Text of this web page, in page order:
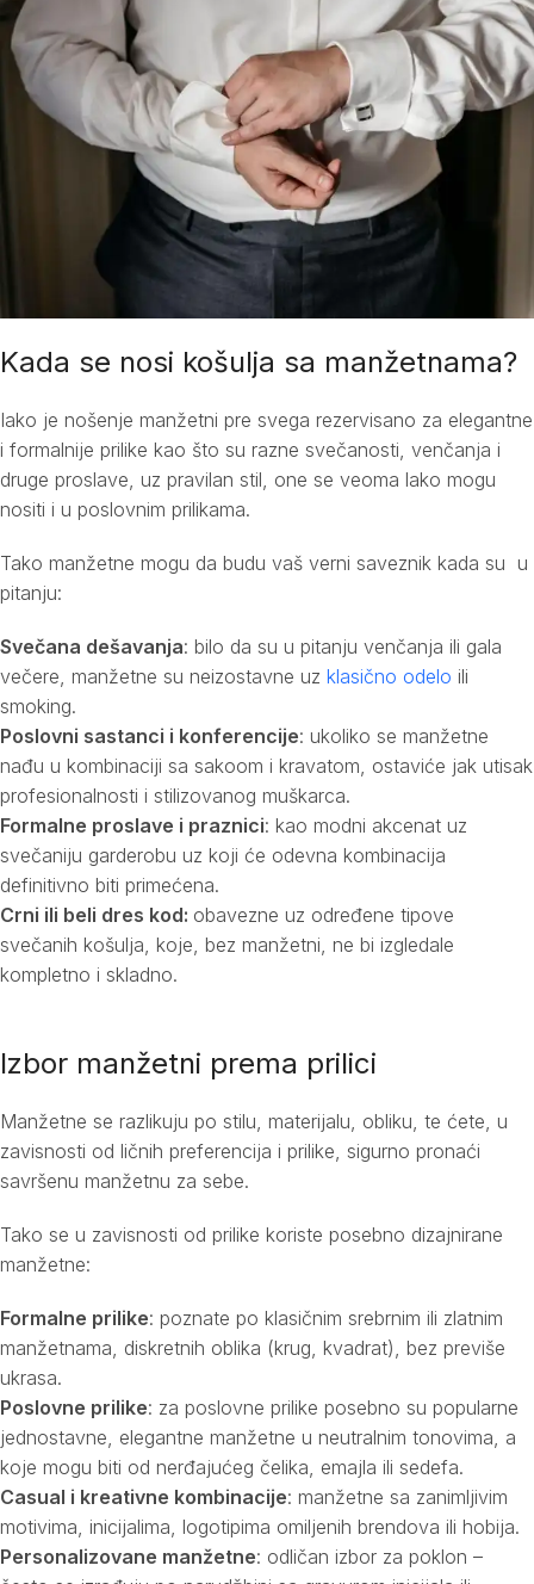
Kada se nosi košulja sa manžetnama?
Iako je nošenje manžetni pre svega rezervisano za elegantne
i formalnije prilike kao što su razne svečanosti, venčanja i
druge proslave, uz pravilan stil, one se veoma lako mogu
nositi i u poslovnim prilikama.
Tako manžetne mogu da budu vaš verni saveznik kada su u
pitanju:
Svečana dešavanja: bilo da su u pitanju venčanja ili gala
večere, manžetne su neizostavne uz klasično odelo ili
smoking.
Poslovni sastanci i konferencije: ukoliko se manžetne
nađu u kombinaciji sa sakoom i kravatom, ostaviće jak utisak
profesionalnosti i stilizovanog muškarca.
Formalne proslave i praznici: kao modni akcenat uz
svečaniju garderobu uz koji će odevna kombinacija
definitivno biti primećena.
Crni ili beli dres kod: obavezne uz određene tipove
svečanih košulja, koje, bez manžetni, ne bi izgledale
kompletno i skladno.
Izbor manžetni prema prilici
Manžetne se razlikuju po stilu, materijalu, obliku, te ćete, u
zavisnosti od ličnih preferencija i prilike, sigurno pronaći
savršenu manžetnu za sebe.
Tako se u zavisnosti od prilike koriste posebno dizajnirane
manžetne:
Formalne prilike: poznate po klasičnim srebrnim ili zlatnim
manžetnama, diskretnih oblika (krug, kvadrat), bez previše
ukrasa.
Poslovne prilike: za poslovne prilike posebno su popularne
jednostavne, elegantne manžetne u neutralnim tonovima, a
koje mogu biti od nerđajućeg čelika, emajla ili sedefa.
Casual i kreativne kombinacije: manžetne sa zanimljivim
motivima, inicijalima, logotipima omiljenih brendova ili hobija.
Personalizovane manžetne: odličan izbor za poklon –